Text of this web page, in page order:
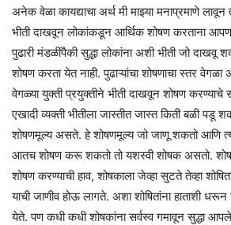
अनेक वेळा कायद्याचा अर्थ मी माझ्या मनाप्रमाणे
भीती दाखवून लोकांकडून आर्थिक शोषण करताना आपण
पुढारी मंडळींपैकी सुद्धा लोकांना अशी भीती जो दाखवू
शोषण करता येत नाही. पुढाऱ्यांचा शोषणाचा स्तर
वेगळ्या युक्ती प्रयुक्तीने भीती दाखवून शोषण करण्याचे
एखादी व्यक्ती भीतीला जास्तीत जास्त किती बळी पडू
शोषणमूल्य असते. हे शोषणमूल्य जो जाणू शकतो आणि त्या
आतच शोषण करू शकतो तो यशस्वी शोषक असतो. शोषण
शोषण करण्याची हाव, शोषकाला जेव्हा सुटते तेव्हा
याची जाणीव होऊ लागते. अशा शोषितांना हाताशी
येते. पण कधी कधी शोषकांना सर्वस्व गमावून सुद्धा